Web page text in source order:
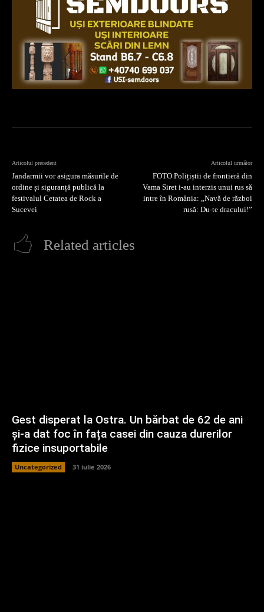
Articolul precedent
Jandarmii vor asigura măsurile de
ordine și siguranță publică la
festivalul Cetatea de Rock a
Sucevei
Articolul următor
FOTO Polițiștii de frontieră din
Vama Siret i-au interzis unui rus să
intre în România: „Navă de război
rusă: Du-te dracului!”
Related articles
Gest disperat la Ostra. Un bărbat de 62 de ani
și-a dat foc în fața casei din cauza durerilor
fizice insuportabile
Uncategorized 31 iulie 2026